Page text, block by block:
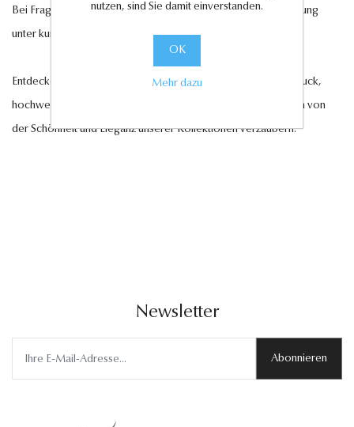
Bei Fragen steht Ihnen unser Kundenservice gerne zur Verfügung
unter kundenservice@antwerp-diamonds.de.
Entdecken Sie jetzt unsere exquisite Auswahl an Diamantschmuck,
hochwertigen Edelsteinen und edlen Perlen und lassen Sie sich von
der Schönheit und Eleganz unserer Kollektionen verzaubern.
Newsletter
Abonnieren
nutzen, sind Sie damit einverstanden.
OK
Mehr dazu